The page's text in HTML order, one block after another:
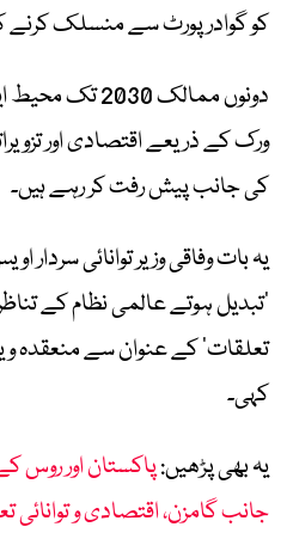
کو گوادر پورٹ سے منسلک
دونوں ممالک
ورک کے ذریعے اقتصادی اور
کی جانب پیش رفت کر رہے ہیں۔
یہ بات وفاقی وزیر توانائی
’تبدیل ہوتے عالمی نظام کے
تعلقات‘ کے عنوان سے منعقدہ
کہی۔
یہ بھی پڑھیں:پاکستان اور روس
جانب گامزن، اقتصادی و